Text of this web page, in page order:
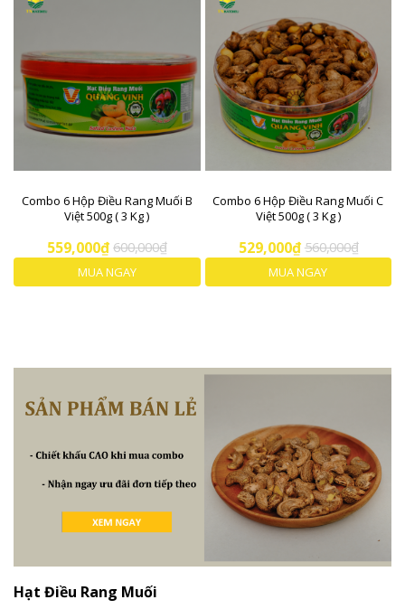
Combo 6 Hộp Điều Rang Muối B
Việt 500g ( 3 Kg )
559,000₫ 600,000₫
MUA NGAY
Combo 6 Hộp Điều Rang Muối C
Việt 500g ( 3 Kg )
529,000₫ 560,000₫
MUA NGAY
Hạt Điều Rang Muối